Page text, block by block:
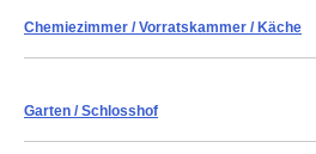
Chemiezimmer / Vorratskammer / Käche
Garten / Schlosshof